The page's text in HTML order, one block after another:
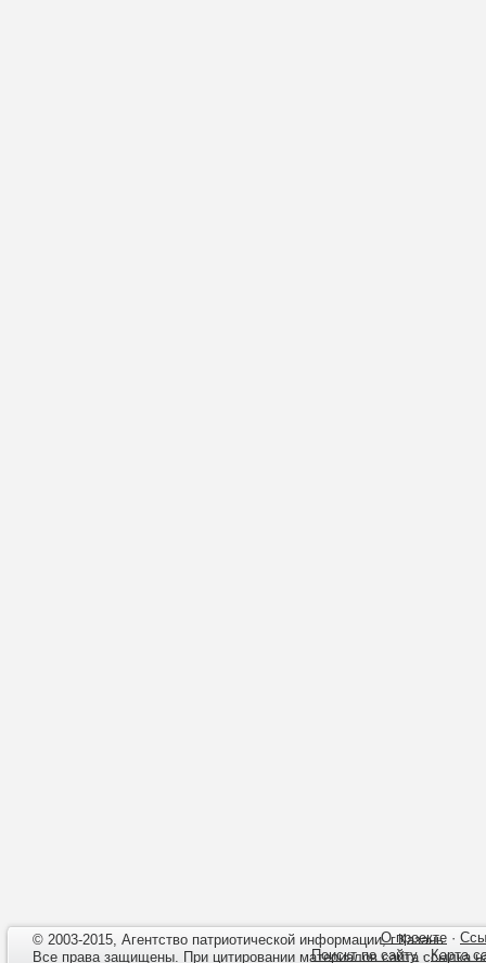
© 2003-2015, Агентство патриотической информации, г.Казань.
Все права защищены. При цитировании материалов сайта ссылка
О проекте ·
Поискт по сайту·Карта